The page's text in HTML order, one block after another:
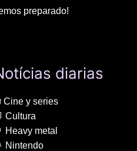
preparado!
diarias
Cine y series
Cultura
Heavy metal
Nintendo